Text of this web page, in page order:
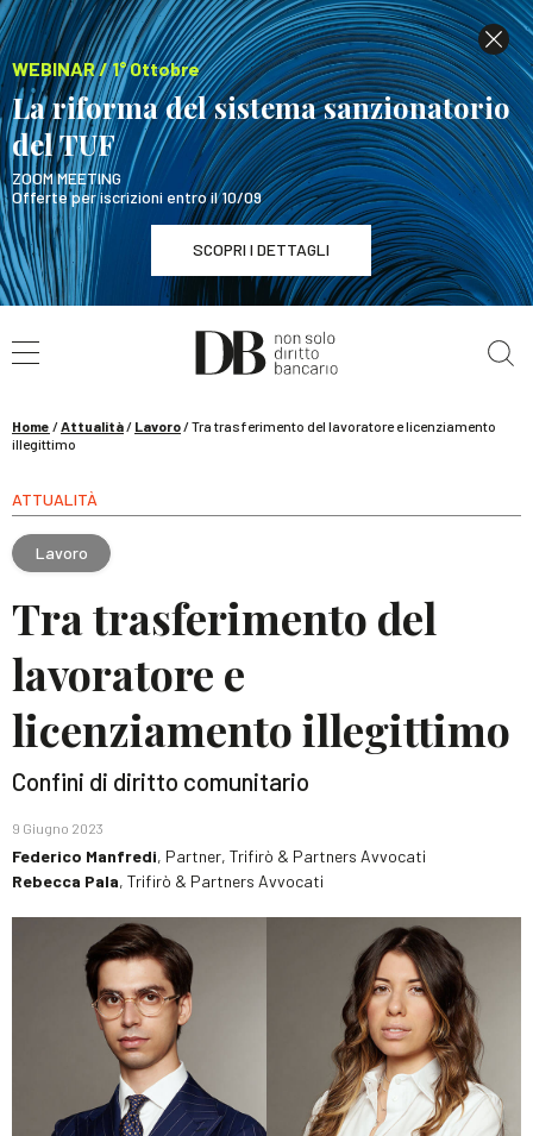
WEBINAR / 1° Ottobre
La riforma del sistema sanzionatorio
del TUF
ZOOM MEETING
Offerte per iscrizioni entro il 10/09
SCOPRI I DETTAGLI
WEBINAR / 1° Ottobre
La riforma del sistema sanzionatorio del TUF
Home /Attualità/ Lavoro/Tra trasferimento del lavoratore e licenziamento
illegittimo
ATTUALITÀ
Lavoro
Tra trasferimento del
lavoratore e
licenziamento illegittimo
Confini di diritto comunitario
9 Giugno 2023
Federico Manfredi, Partner, Trifirò & Partners Avvocati
Rebecca Pala, Trifirò & Partners Avvocati